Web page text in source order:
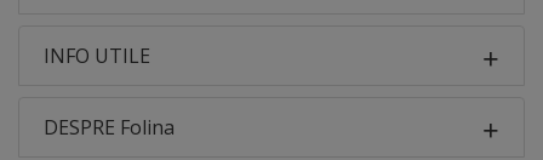
INFO UTILE
DESPRE Folina